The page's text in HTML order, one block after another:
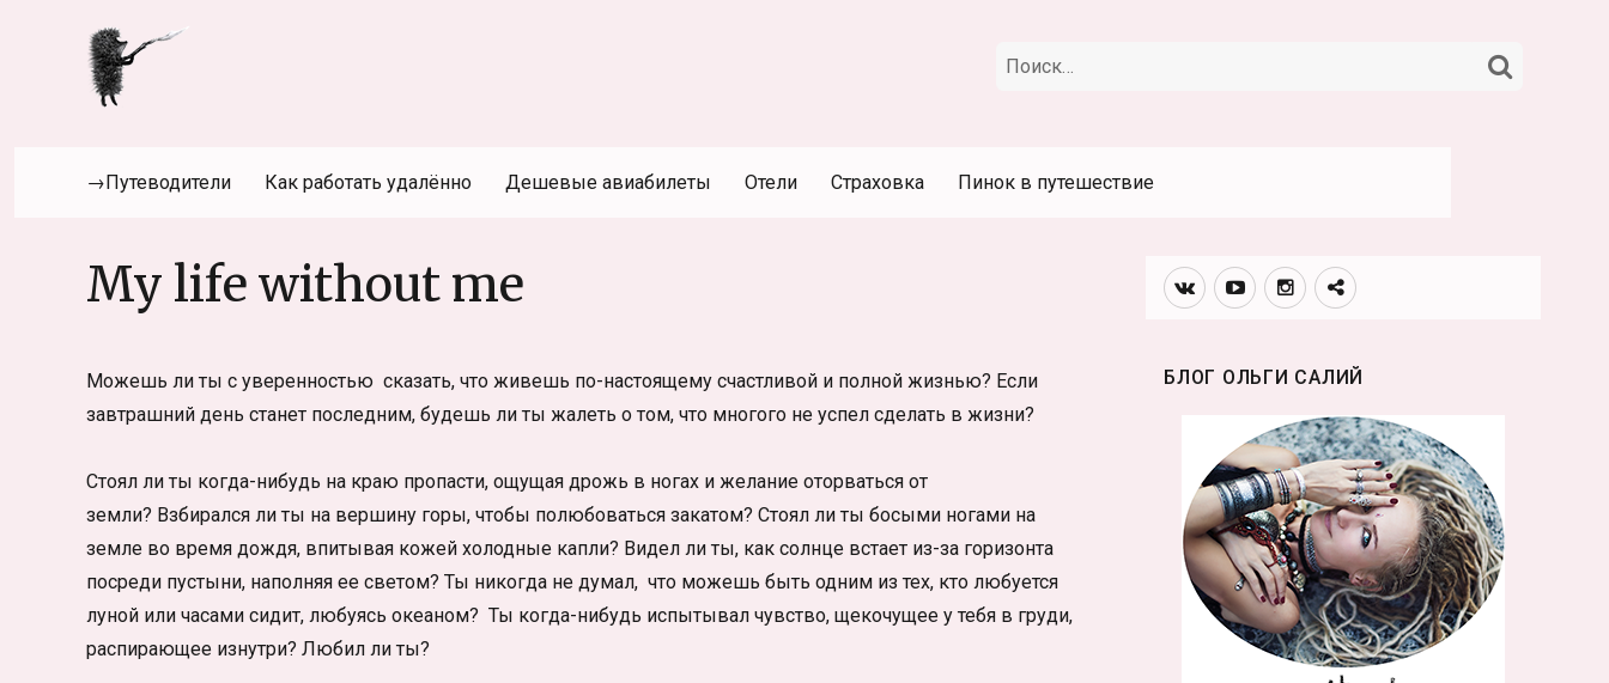
Искать:
→Путеводители Как работать удалённо Дешевые авиабилеты Отели Страховка Пинок в путешествие
My life without me
Можешь ли ты с уверенностью сказать, что живешь по-настоящему счастливой и полной жизнью? Если
завтрашний день станет последним, будешь ли ты жалеть о том, что многого не успел сделать в жизни?
Стоял ли ты когда-нибудь на краю пропасти, ощущая дрожь в ногах и желание оторваться от
земли? Взбирался ли ты на вершину горы, чтобы полюбоваться закатом? Стоял ли ты босыми ногами на
земле во время дождя, впитывая кожей холодные капли? Видел ли ты, как солнце встает из-за горизонта
посреди пустыни, наполняя ее светом? Ты никогда не думал, что можешь быть одним из тех, кто любуется
луной или часами сидит, любуясь океаном? Ты когда-нибудь испытывал чувство, щекочущее у тебя в груди,
распирающее изнутри? Любил ли ты?
Вконтакте
YoutubeИнстаграмм
Телеграм
БЛОГ ОЛЬГИ САЛИЙ